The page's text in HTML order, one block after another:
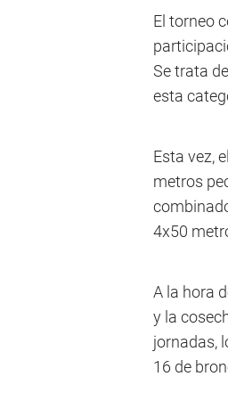
El torneo
Se trata
esta
Esta vez,
metros
4x50
A la hora
y la
jornadas,
16 de